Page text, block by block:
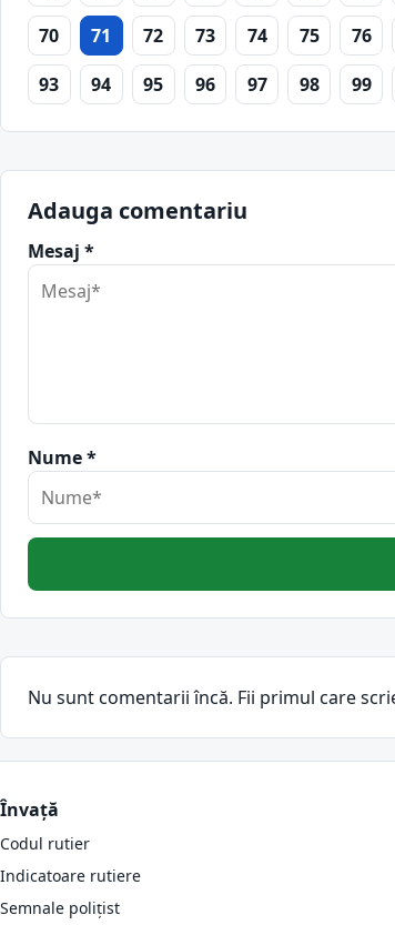
70
71 72 73 74 75 76
93
94 95 96 97 98 99
Adauga comentariu
Mesaj *
Nume *
Nu sunt comentarii încă. Fii primul care
Învață
Codul rutier
Indicatoare rutiere
Semnale polițist